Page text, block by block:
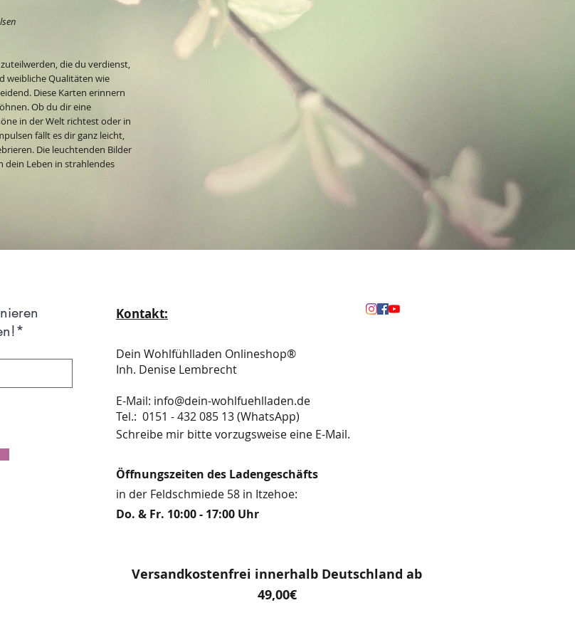
die du verdienst,
weibliche Qualitäten wie
Diese Karten erinnern
Ob du dir eine
in der Welt richtest oder in
fällt es dir ganz leicht,
Die leuchtenden Bilder
dein Leben in strahlendes
Kontakt:
Dein Wohlfühlladen Onlineshop®
Inh. Denise Lembrecht
E-Mail: info@dein-wohlfuehlladen.de
​​​​​​​​​​​​​​​​​​​​Tel.: 0151 - 432 085 13 (WhatsApp)
Schreibe mir bitte vorzugsweise eine E-Mail.
Öffnungszeiten des Ladengeschäfts
in der Feldschmiede 58 in Itzehoe:
Do. & Fr. 10:00 - 17:00 Uhr
Versandkostenfrei innerhalb Deutschland ab
49,00€